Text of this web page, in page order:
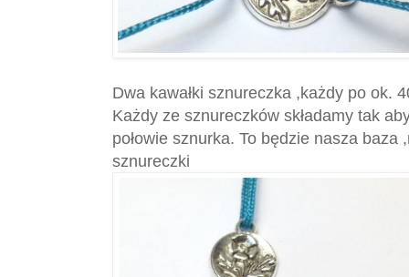
Dwa kawałki sznureczka ,każdy po ok.
Każdy ze sznureczków składamy tak
połowie sznurka. To będzie nasza baza
sznureczki